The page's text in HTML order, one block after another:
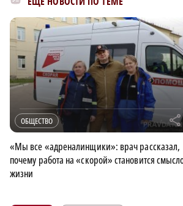
ОБЩЕСТВО r
«Мы все «адреналинщики»: врач рассказал,
почему работа на «скорой» становится
жизни